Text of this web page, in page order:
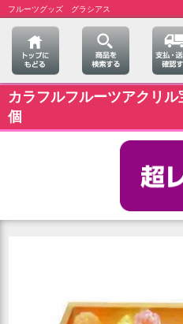
フルーツグッズ グラシアス
カラフルフルーツアクリ
個